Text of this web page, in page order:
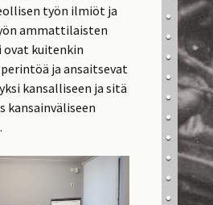
työn ilmiöt ja
ammattilaisten
kuitenkin
ja ansaitsevat
kansalliseen ja sitä
kansainväliseen